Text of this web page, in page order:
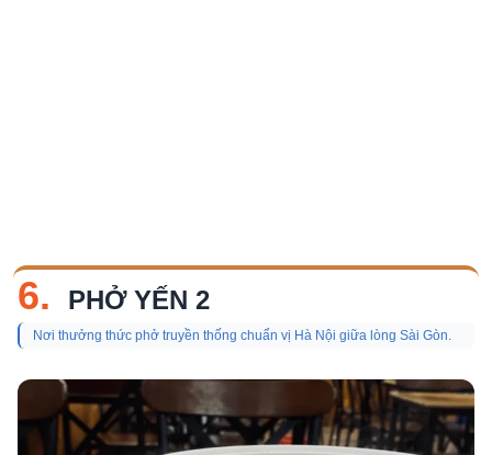
6. PHỞ YẾN 2
Nơi thưởng thức phở truyền thống chuẩn vị Hà Nội giữa lòng Sài Gòn.